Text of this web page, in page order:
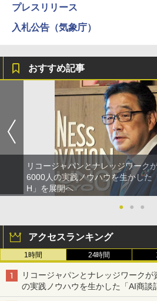
プレスリリース
入札公告（気象庁）
おすすめ記事
リコージャパンとナレッジワーク
6000人の実践ノウハウを生かした
H」を展開へ
●
● ●
アクセスランキング
1時間 24時間
リコージャパンとナレッジワーク
の実践ノウハウを生かした「AI商談